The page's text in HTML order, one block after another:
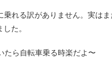
れる訳がありません。実は
た。
たら自転車乗る時楽だよ〜